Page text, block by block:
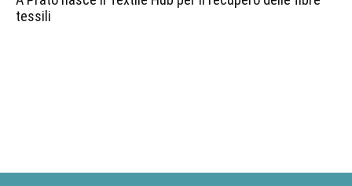
tessili